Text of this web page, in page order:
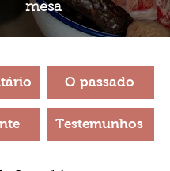
mesa
O passado
Testemunhos